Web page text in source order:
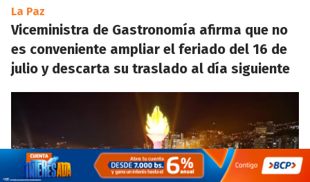
La Paz
Viceministra de Gastronomía afirma que no
es conveniente ampliar el feriado del 16 de
julio y descarta su traslado al día siguiente